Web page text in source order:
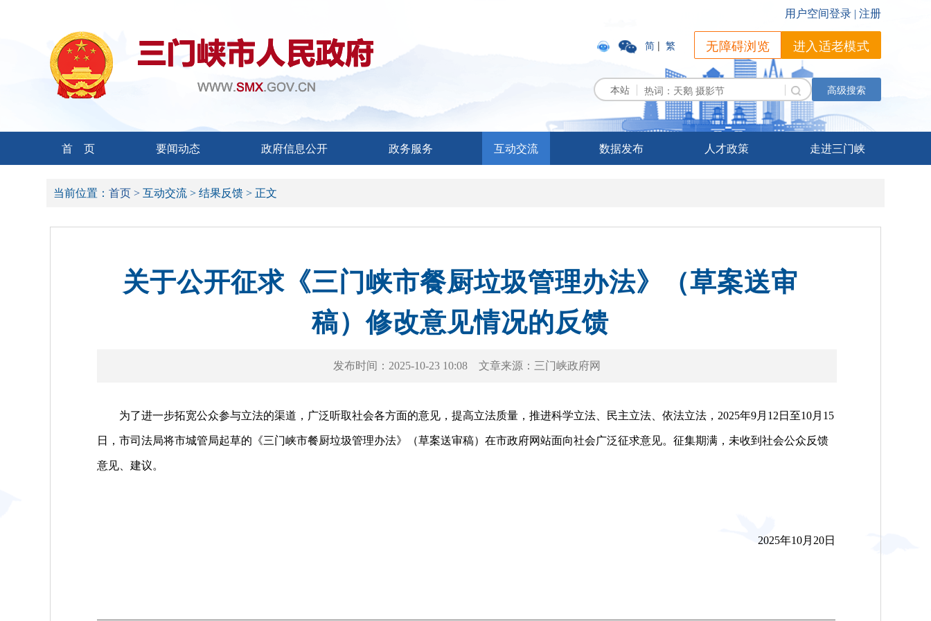
简 | 繁 无障碍浏览 进入适老模式
本站 高级搜索
首 页 要闻动态 政府信息公开 政务服务 互动交流 数据发布 人才政策 走进三门峡
当前位置： 首页 > 互动交流 > 结果反馈 > 正文
关于公开征求《三门峡市餐厨垃圾管理办法》（草案送审
稿）修改意见情况的反馈
发布时间： 2025-10-23 10:08 文章来源： 三门峡政府网
为了进一步拓宽公众参与立法的渠道，广泛听取社会各方面的意见，提高立法质量，推进科学立法、民主立法、依法立法，2025年9月12日至10月15
日，市司法局将市城管局起草的《三门峡市餐厨垃圾管理办法》（草案送审稿）在市政府网站面向社会广泛征求意见。征集期满，未收到社会公众反馈
意见、建议。
2025年10月20日